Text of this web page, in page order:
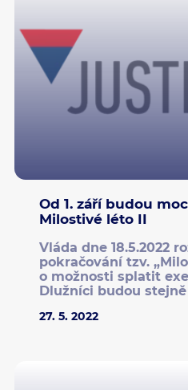
Od 1. září budou
Milostivé léto II
Vláda dne 18.5.2022
pokračování tzv.
o možnosti splatit
Dlužníci budou
27. 5. 2022